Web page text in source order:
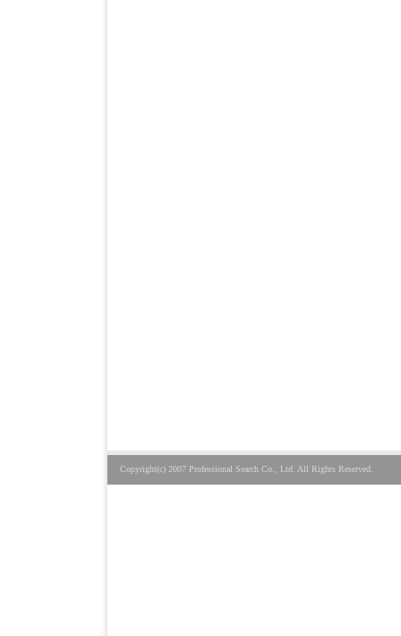
Copyright(c) 2007 Professional Search Co., Ltd. All Rights Reserved.